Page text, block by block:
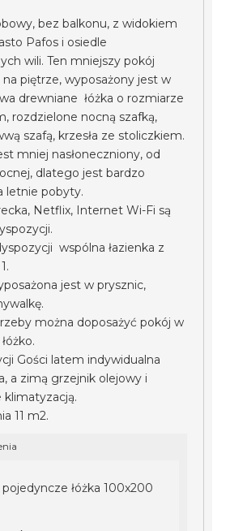
bez balkonu, z widokiem
Pafos i osiedle
wili. Ten mniejszy pokój
na piętrze, wyposażony jest w
drewniane łóżka o rozmiarze
rozdzielone nocną szafką,
szafą, krzesła ze stoliczkiem.
mniej nasłoneczniony, od
dlatego jest bardzo
letnie pobyty.
Netflix, Internet Wi-Fi są
wspólna łazienka z
jest w prysznic,
można doposażyć pokój w
Gości latem indywidualna
a zimą grzejnik olejowy i
klimatyzacją.
11 m2.
łóżka 100x200